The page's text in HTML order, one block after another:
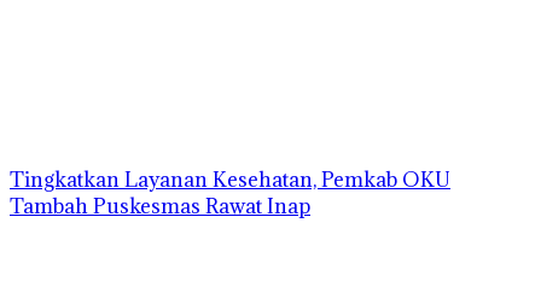
Tingkatkan Layanan Kesehatan, Pemkab OKU
Tambah Puskesmas Rawat Inap